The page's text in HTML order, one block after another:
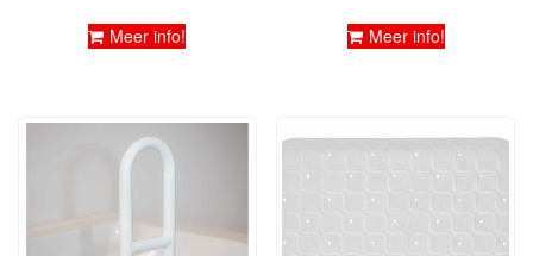
Meer info! Meer info!